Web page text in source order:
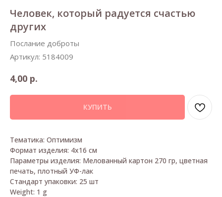
Человек, который радуется счастью
других
Послание доброты
Артикул: 5184009
4,00 р.
КУПИТЬ
Тематика: Оптимизм
Формат изделия: 4х16 см
Параметры изделия: Мелованный картон 270 гр, цветная
печать, плотный УФ-лак
Стандарт упаковки: 25 шт
Weight: 1 g